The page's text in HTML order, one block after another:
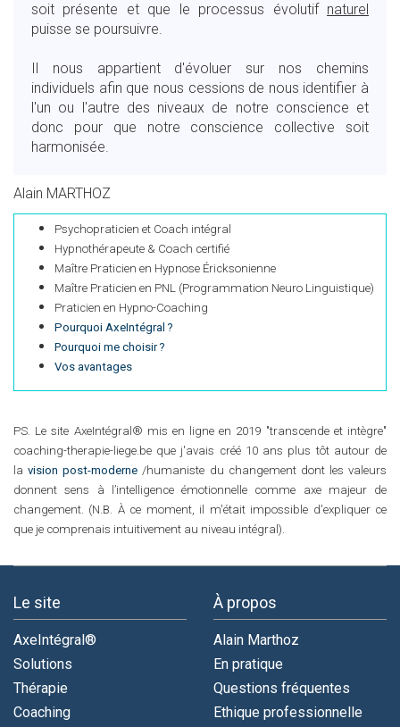
soit présente et que le processus évolutif naturel
puisse se poursuivre.
Il nous appartient d'évoluer sur nos chemins
individuels afin que nous cessions de nous identifier à
l'un ou l'autre des niveaux de notre conscience et
donc pour que notre conscience collective soit
harmonisée.
Alain MARTHOZ
Psychopraticien et Coach intégral
Hypnothérapeute & Coach certifié
Maître Praticien en Hypnose Éricksonienne
Maître Praticien en PNL (Programmation Neuro Linguistique)
Praticien en Hypno-Coaching
Pourquoi AxeIntégral ?
Pourquoi me choisir ?
Vos avantages
PS. Le site AxeIntégral® mis en ligne en 2019 "transcende et intègre"
coaching-therapie-liege.be que j'avais créé 10 ans plus tôt autour de
lavision post-moderne /humaniste du changement dont les valeurs
donnent sens à l’intelligence émotionnelle comme axe majeur de
changement. (N.B. À ce moment, il m'était impossible d'expliquer ce
que je comprenais intuitivement au niveau intégral).
Le site
AxeIntégral®
Solutions
Thérapie
Coaching
À propos
Alain Marthoz
En pratique
Questions fréquentes
Ethique professionnelle